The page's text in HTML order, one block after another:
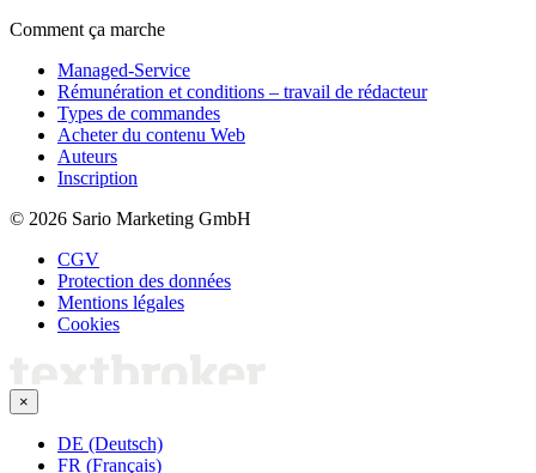
Comment ça marche
Managed-Service
Rémunération et conditions – travail de rédacteur
Types de commandes
Acheter du contenu Web
Auteurs
Inscription
© 2026 Sario Marketing GmbH
CGV
Protection des données
Mentions légales
Cookies
×
DE (Deutsch)
FR (Français)